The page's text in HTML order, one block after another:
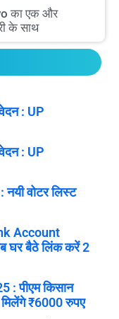
का एक और
के साथ
: UP
: UP
वोटर लिस्ट
Account
घर बैठे लिंक करें 2
पीएम किसान
मिलेंगे ₹6000 रुपए